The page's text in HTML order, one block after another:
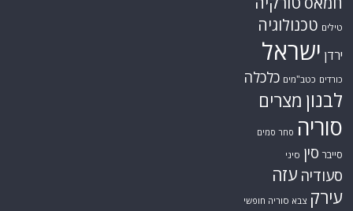
טילים טכנולוגיה
ירדן ישראל
כורדים כטב"מים כלכלה
לבנון מצרים
סוריה סחר סמים
סייבר סין סיני
סעודיה עזה
עירק צבא סוריה חופשי